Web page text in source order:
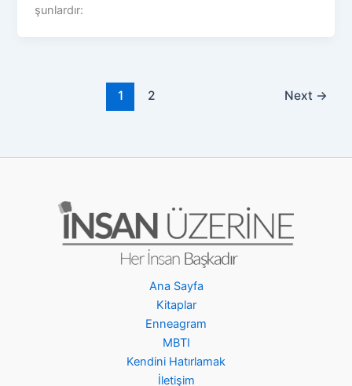
şunlardır:
1 2 Next →
Ana Sayfa
Kitaplar
Enneagram
MBTI
Kendini Hatırlamak
İletişim